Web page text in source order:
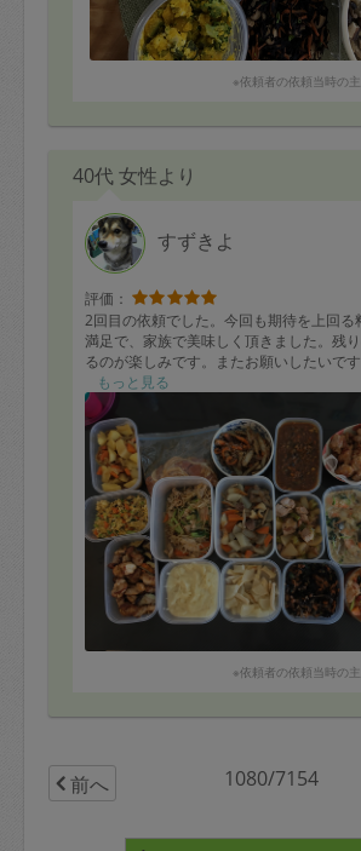
※依頼者の依頼当時の主
40代 女性より
すずきよ
評価：
2回目の依頼でした。今回も期待を上回る
満足で、家族で美味しく頂きました。残
るのが楽しみです。またお願いしたいです
もっと見る
※依頼者の依頼当時の主
前へ 1080/7154